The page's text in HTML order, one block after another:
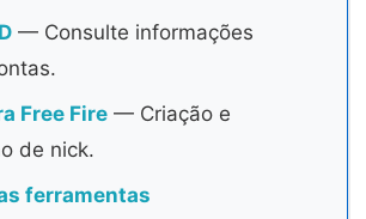
— Consulte informações
Free Fire — Criação e
de nick.
ferramentas